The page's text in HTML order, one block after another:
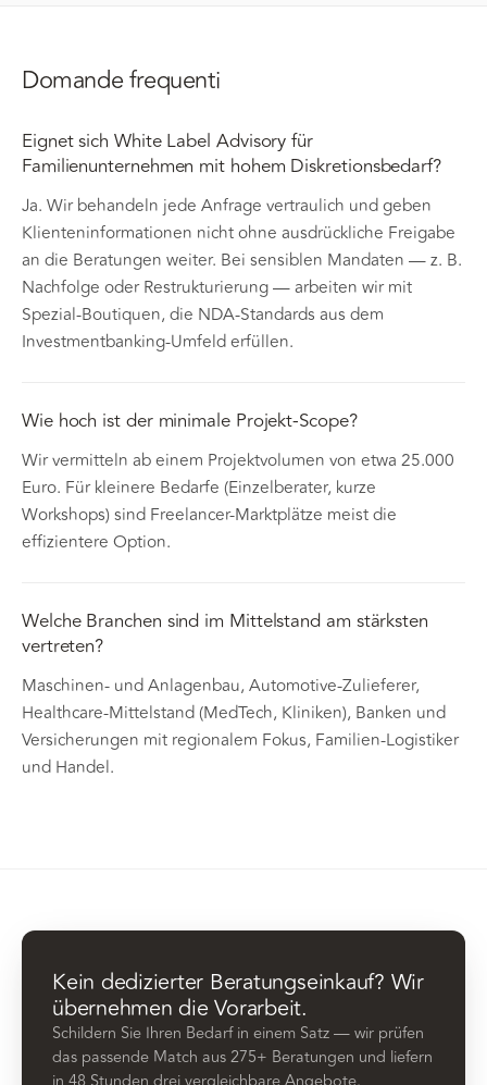
Domande frequenti
Eignet sich White Label Advisory für
Familienunternehmen mit hohem Diskretionsbedarf?
Ja. Wir behandeln jede Anfrage vertraulich und geben
Klienteninformationen nicht ohne ausdrückliche Freigabe
an die Beratungen weiter. Bei sensiblen Mandaten — z. B.
Nachfolge oder Restrukturierung — arbeiten wir mit
Spezial-Boutiquen, die NDA-Standards aus dem
Investmentbanking-Umfeld erfüllen.
Wie hoch ist der minimale Projekt-Scope?
Wir vermitteln ab einem Projektvolumen von etwa 25.000
Euro. Für kleinere Bedarfe (Einzelberater, kurze
Workshops) sind Freelancer-Marktplätze meist die
effizientere Option.
Welche Branchen sind im Mittelstand am stärksten
vertreten?
Maschinen- und Anlagenbau, Automotive-Zulieferer,
Healthcare-Mittelstand (MedTech, Kliniken), Banken und
Versicherungen mit regionalem Fokus, Familien-Logistiker
und Handel.
Kein dedizierter Beratungseinkauf? Wir
übernehmen die Vorarbeit.
Schildern Sie Ihren Bedarf in einem Satz — wir prüfen
das passende Match aus 275+ Beratungen und liefern